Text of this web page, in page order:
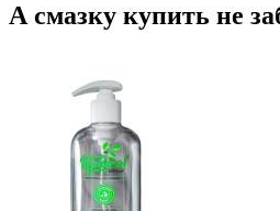
А смазку купить не